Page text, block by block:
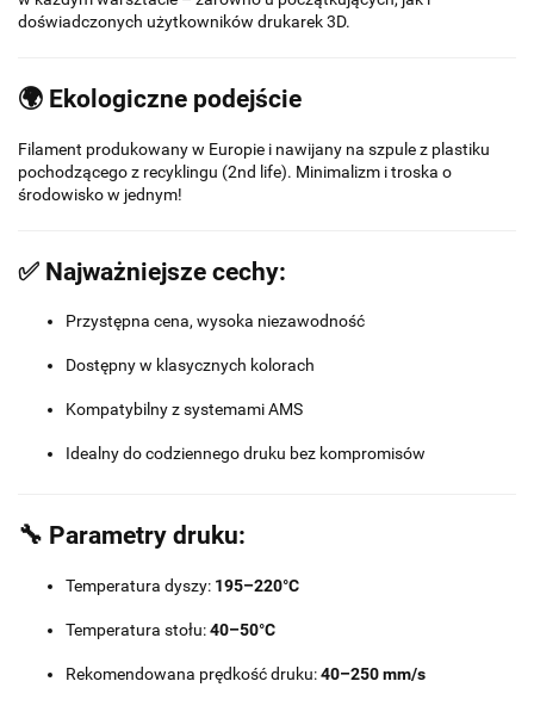
doświadczonych użytkowników drukarek 3D.
🌍 Ekologiczne podejście
Filament produkowany w Europie i nawijany na szpule z plastiku
pochodzącego z recyklingu (2nd life). Minimalizm i troska o
środowisko w jednym!
✅ Najważniejsze cechy:
Przystępna cena, wysoka niezawodność
Dostępny w klasycznych kolorach
Kompatybilny z systemami AMS
Idealny do codziennego druku bez kompromisów
🔧 Parametry druku:
Temperatura dyszy: 195–220°C
Temperatura stołu:40–50°C
Rekomendowana prędkość druku:40–250 mm/s